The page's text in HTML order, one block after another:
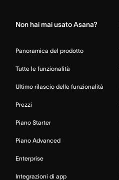
Non hai mai usato Asana?
Panoramica del prodotto
Tutte le funzionalità
Ultimo rilascio delle funzionalità
Prezzi
Piano Starter
Piano Advanced
Enterprise
Integrazioni di app